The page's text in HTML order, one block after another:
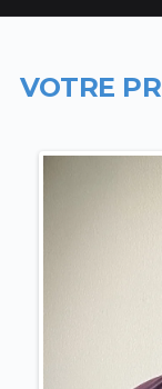
VOTRE PR